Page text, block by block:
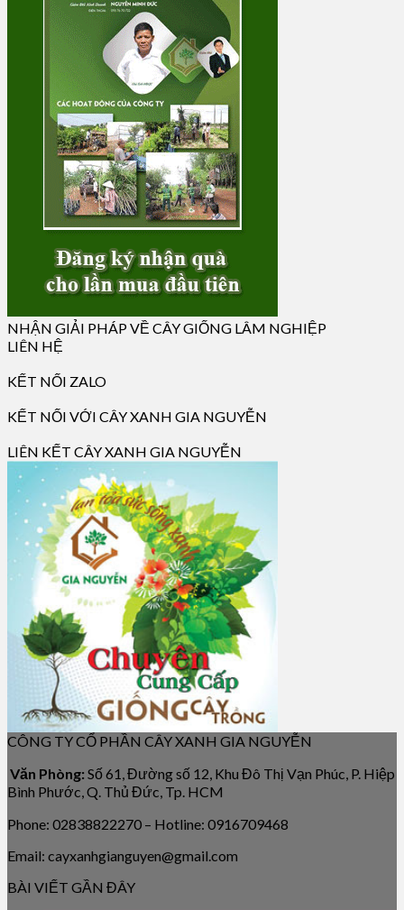
NHẬN GIẢI PHÁP VỀ CÂY GIỐNG LÂM NGHIỆP
LIÊN HỆ
KẾT NỐI ZALO
KẾT NỐI VỚI CÂY XANH GIA NGUYỄN
LIÊN KẾT CÂY XANH GIA NGUYỄN
CÔNG TY CỔ PHẦN CÂY XANH GIA NGUYỄN
Văn Phòng: Số 61, Đường số 12, Khu Đô Thị Vạn Phúc, P. Hiệp
Bình Phước, Q. Thủ Đức, Tp. HCM
Phone: 02838822270 – Hotline: 0916709468
Email: cayxanhgianguyen@gmail.com
BÀI VIẾT GẦN ĐÂY